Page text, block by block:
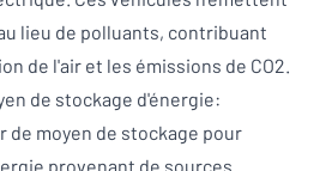
lieu de polluants, contribuant
de l'air et les émissions de CO2.
de stockage d'énergie:
de moyen de stockage pour
provenant de sources